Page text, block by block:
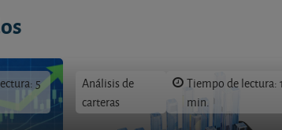
5
Análisis de
carteras
Tiempo de lectura: 1
min.